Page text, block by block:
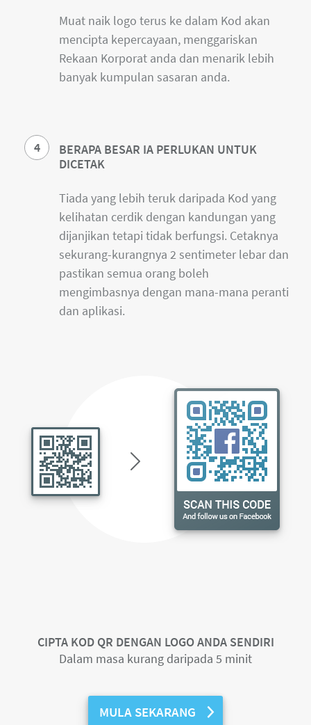
Muat naik logo terus ke dalam Kod akan
mencipta kepercayaan, menggariskan
Rekaan Korporat anda dan menarik lebih
banyak kumpulan sasaran anda.
4
BERAPA BESAR IA PERLUKAN UNTUK
DICETAK
Tiada yang lebih teruk daripada Kod yang
kelihatan cerdik dengan kandungan yang
dijanjikan tetapi tidak berfungsi. Cetaknya
sekurang-kurangnya 2 sentimeter lebar dan
pastikan semua orang boleh
mengimbasnya dengan mana-mana peranti
dan aplikasi.
CIPTA KOD QR DENGAN LOGO ANDA SENDIRI
Dalam masa kurang daripada 5 minit
MULA SEKARANG